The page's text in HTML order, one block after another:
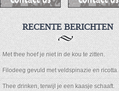
RECENTE BERICHTEN
Met thee hoef je niet in de kou te zitten.
Filodeeg gevuld met veldspinazie en ricotta.
Thee drinken, terwijl je een kaasje schaaft.